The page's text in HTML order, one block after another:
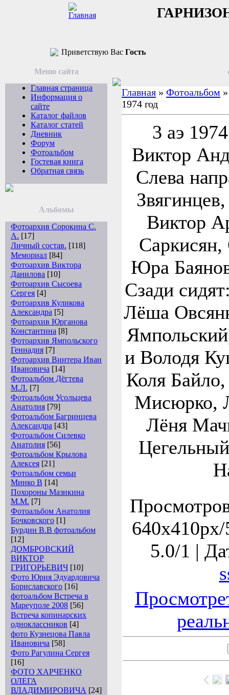
Приветствую Вас Гость
Меню сайта
Главная страница
Информация о
сайте
Каталог файлов
Каталог статей
Дневник
Форум
Фотоальбом
Гостевая книга
Обратная связь
Альбомы
Фотоархив Сорокина С.
А. [17]
Личный состав. [118]
Мемориал [84]
Фотоархив Виктора
Данилова [10]
Фотоархив Сысоева
Сергея [4]
Фотоархив Куликова
Александра [5]
Фотоархив Юрганова
Константина [8]
Фотоархив Ямпольского
Геннадия [7]
Фотоархив Винтера Иван
Ивановича [14]
Фотоальбом Дёгтева
М.Л. [7]
Фотоальбом Усольцева
Анатолия [79]
Фотоальбом Багринцева
Александра [43]
Фотоальбом Силевко
Анатолия [56]
Фотоальбом Крылова
Алексея [21]
Фотоальбом семьи
Минко В [14]
Похороны Мазикина
М.М. [7]
Фотоальбом Анатолия
Бочковского [1]
Бурдин В.В фотоальбом
[12]
ДОМБРОВСКИЙ
ВИКТОР
ГРИГОРЬЕВИЧ [10]
Фото Юрия Эдуардовича
Бориславского [16]
фотоальбом Встреча в
Мареуполе 2008 [56]
Встреча копинарских
одноклассников [4]
фото Кузнецова Павла
Ивановича [58]
Фото Рагулина Сергея
[16]
ФОТО ХАРЧЕНКО
ОЛЕГА
ВЛАДИМИРОВИЧА [24]
Главная » Фотоальбом
1974 год
3 аэ
Виктор
Слева
Виктор
Саркисян,
Юра
Сзади
Лёша
и Володя
Коля
Мисюрко,
Лёня
5.0/1 |